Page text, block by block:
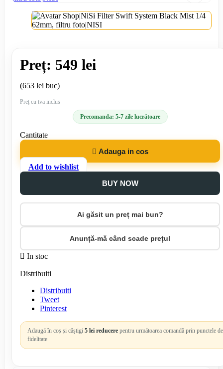
Preț: 549 lei
(653 lei buc)
Preț cu tva inclus
Precomanda: 5-7 zile lucrătoare
Cantitate
 Adauga in cos
Add to wishlist
BUY NOW
Ai găsit un preț mai bun?
Anunță-mă când scade prețul
 In stoc
Distribuiti
Distribuiti
Tweet
Pinterest
Adaugă în coș și câștigi 5 lei reducere pentru următoarea comandă prin punctele de
fidelitate